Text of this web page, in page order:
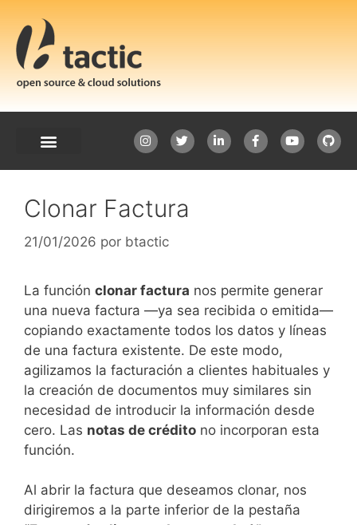
Clonar Factura
21/01/2026 por btactic
La función clonar factura nos permite generar
una nueva factura —ya sea recibida o emitida—
copiando exactamente todos los datos y líneas
de una factura existente. De este modo,
agilizamos la facturación a clientes habituales y
la creación de documentos muy similares sin
necesidad de introducir la información desde
cero. Las notas de crédito no incorporan esta
función.
Al abrir la factura que deseamos clonar, nos
dirigiremos a la parte inferior de la pestaña